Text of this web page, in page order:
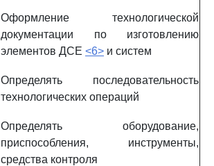
Оформление технологической
документации по изготовлению
элементов ДСЕ <6> и систем
Определять последовательность
технологических операций
Определять оборудование,
приспособления, инструменты,
средства контроля